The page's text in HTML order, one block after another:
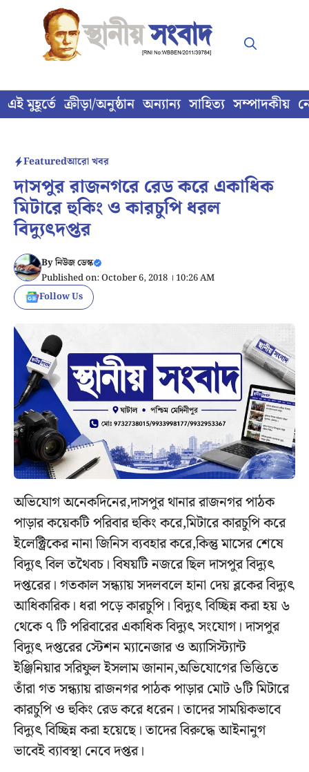
content
এই মুহূর্তে ক্রীড়া/অনুষ্ঠান অন্যান্য সাহিত্য সম্পাদকীয়
Featuredআরো খবর
দাসপুর রাজনগরে রেড করে একাধিক
মিটারে হুকিং ও কারচুপি ধরল
বিদ্যুৎদপ্তর
Byনিউজ ডেস্ক
Published on: October 6, 2018 । 10:26 AM
Follow Us
অভিযোগ অনেকদিনের,দাসপুর থানার রাজনগর পাঠক
পাড়ার কয়েকটি পরিবার হুকিং করে,মিটারে কারচুপি করে
ইলেক্ট্রিকের নানা জিনিস ব্যবহার করে,কিন্তু মাসের শেষে
বিদ্যুৎ বিল তথৈবচ। বিষয়টি নজরে ছিল দাসপুর বিদ্যুৎ
দপ্তরের। গতকাল সন্ধ্যায় সদলবলে হানা দেয় ব্লকের বিদ্যুৎ
আধিকারিক। ধরা পড়ে কারচুপি। বিদ্যুৎ বিচ্ছিন্ন করা হয় ৬
থেকে ৭ টি পরিবারের একাধিক বিদ্যুৎ সংযোগ। দাসপুর
বিদ্যুৎ দপ্তরের স্টেশন ম্যানেজার ও অ্যাসিস্ট্যান্ট
ইঞ্জিনিয়ার সরিফুল ইসলাম জানান,অভিযোগের ভিত্তিতে
তাঁরা গত সন্ধ্যায় রাজনগর পাঠক পাড়ার মোট ৬টি মিটারে
কারচুপি ও হুকিং রেড করে ধরেন। তাদের সাময়িকভাবে
বিদ্যুৎ বিচ্ছিন্ন করা হয়েছে। তাদের বিরুদ্ধে আইনানুগ
ভাবেই ব্যাবস্থা নেবে দপ্তর।